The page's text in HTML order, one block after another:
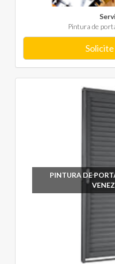
Pintura de
PINTURA DE